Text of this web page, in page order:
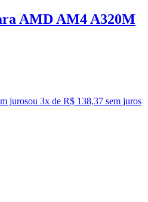
AMD AM4 A320M
jurosou 3x de R$ 138,37 sem juros